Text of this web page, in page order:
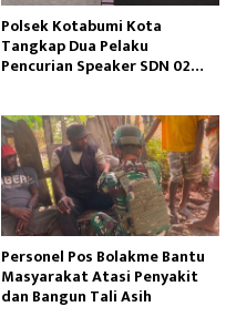
Polsek Kotabumi Kota
Tangkap Dua Pelaku
Pencurian Speaker SDN 02
Personel Pos Bolakme Bantu
Masyarakat Atasi Penyakit
dan Bangun Tali Asih